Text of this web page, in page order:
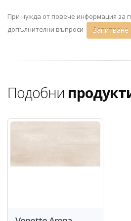
При нужда от повече информация за
допълнителни въпроси
Запитване
Подобни